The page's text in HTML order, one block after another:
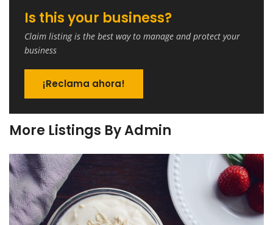
Is this your business?
Claim listing is the best way to manage and protect your
business
¡Reclama ahora!
More Listings By Admin